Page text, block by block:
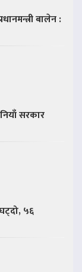
बालेन :
सरकार
५६